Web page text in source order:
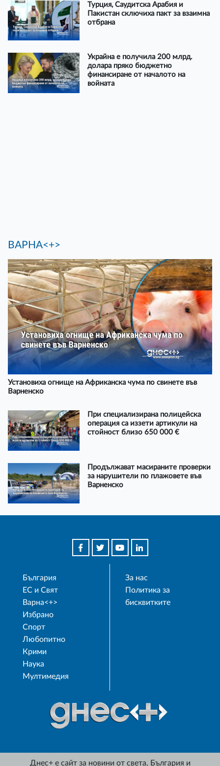
Турция, Саудитска Арабия и
Пакистан сключиха пакт за взаимна
отбрана
Украйна е получила 200 млрд.
долара пряко бюджетно
финансиране от началото на
войната
ВАРНА<+>
Установиха огнище на Африканска чума по свинете във
Варненско
При специализирана полицейска
операция са иззети артикули на
стойност близо 650 000 €
Продължават масираните проверки
за нарушители по плажовете във
Варненско
България
ЕС и Свят
Варна<+>
Избрано
Спорт
Любопитно
Крими
Наука
Мултимедия
За нас
Политика за
бисквитките
Днес+ е сайт за новини от света, България и